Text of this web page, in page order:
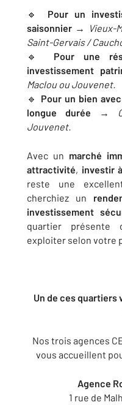
🔹 Pour un
saisonnier →
Vieux-
Saint-Gervais /
🔹 Pour une
investissement
Maclou ou Jouvenet.
🔹 Pour un bien
longue durée →
Jouvenet.
Avec un marché
attractivité, investir
reste une
cherchiez un
investissement
quartier présente
exploiter selon votre
Un de ces quartiers
Nos trois agences
vous accueillent
Agence
1 rue de